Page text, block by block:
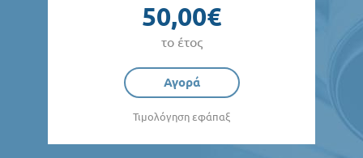
50,00€
το έτος
Αγορά
Τιμολόγηση εφάπαξ